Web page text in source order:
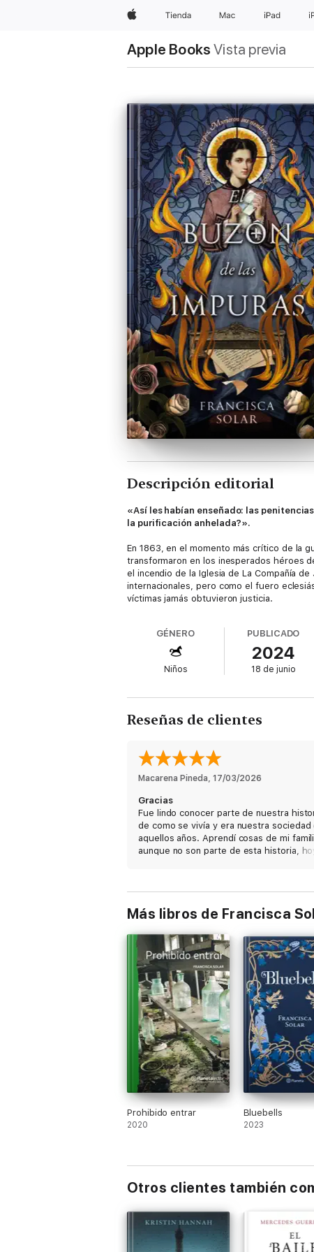
AppleTienda Mac iPad
Apple Books Vista previa
Descripción editorial
«Así les habían enseñado: las
la purificación anhelada?».
En 1863, en el momento más crítico de la
transformaron en los inesperados héroes
el incendio de la Iglesia de La Compañía
internacionales, pero como el fuero
víctimas jamás obtuvieron justicia.
de fieles, pero que terminó bajo las
quemados, pero no sus voces, pues del
y pecados… así como también los
GÉNERO
Niños
PUBLICADO
2024
18 de junio
Reseñas de clientes
Macarena Pineda, 17/03/2026
Gracias
Fue lindo conocer parte de nuestra
de como se vivía y era nuestra sociedad
aquellos años. Aprendí cosas de mi
aunque no son parte de esta historia,
lección.
Más libros de Francisca
Prohibido entrar
2020
Bluebells
2023
Otros clientes también